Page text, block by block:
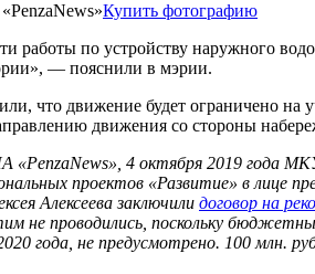
Купить фотографию
работы по устройству наружного
— пояснили в мэрии.
что движение будет ограничено
движения со стороны
«PenzaNews», 4 октября 2019 года
проектов «Развитие» в лице
Алексеева заключили договор на
не проводились, поскольку
года, не предусмотрено. 100 млн.